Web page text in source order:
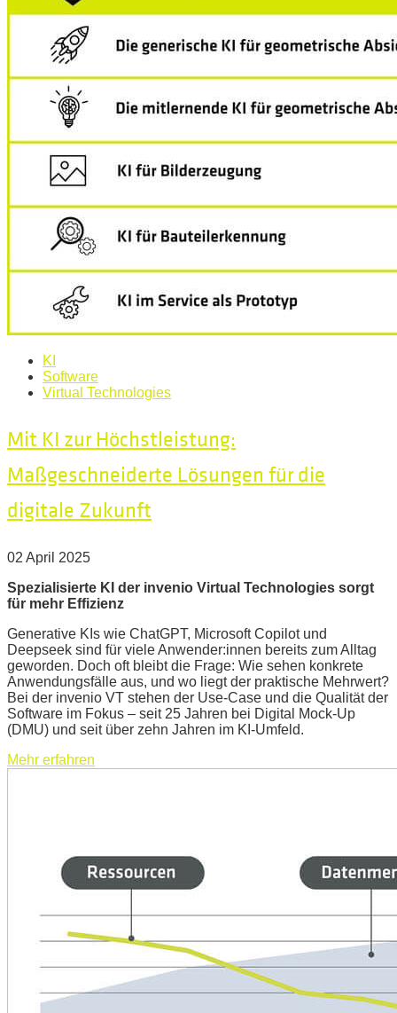
KI
Software
Virtual Technologies
Mit KI zur Höchstleistung:
Maßgeschneiderte Lösungen für die
digitale Zukunft
02 April 2025
Spezialisierte KI der invenio Virtual Technologies sorgt
für mehr Effizienz
Generative KIs wie ChatGPT, Microsoft Copilot und
Deepseek sind für viele Anwender:innen bereits zum Alltag
geworden. Doch oft bleibt die Frage: Wie sehen konkrete
Anwendungsfälle aus, und wo liegt der praktische Mehrwert?
Bei der invenio VT stehen der Use-Case und die Qualität der
Software im Fokus – seit 25 Jahren bei Digital Mock-Up
(DMU) und seit über zehn Jahren im KI-Umfeld.
Mehr erfahren